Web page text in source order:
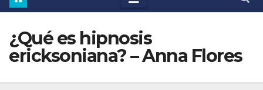
¿Qué es hipnosis
ericksoniana? – Anna Flores